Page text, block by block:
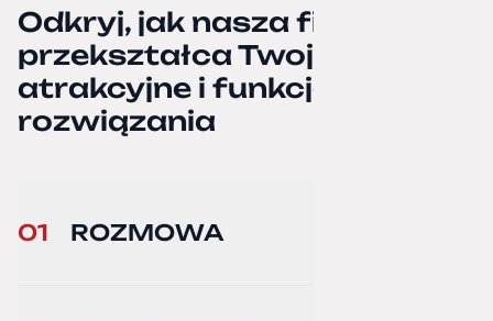
Odkryj, jak nasza firma
przekształca Twoją wizję w
atrakcyjne i funkcjonalne
rozwiązania
01 ROZMOWA